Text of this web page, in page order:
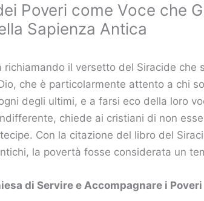
Poveri come Voce che
Sapienza Antica
richiamando il versetto del Siracide
che è particolarmente attento a chi
degli ultimi, e a farsi eco della loro
chiede ai cristiani di non
Con la citazione del libro del
la povertà fosse considerata un
di Servire e Accompagnare i Poveri